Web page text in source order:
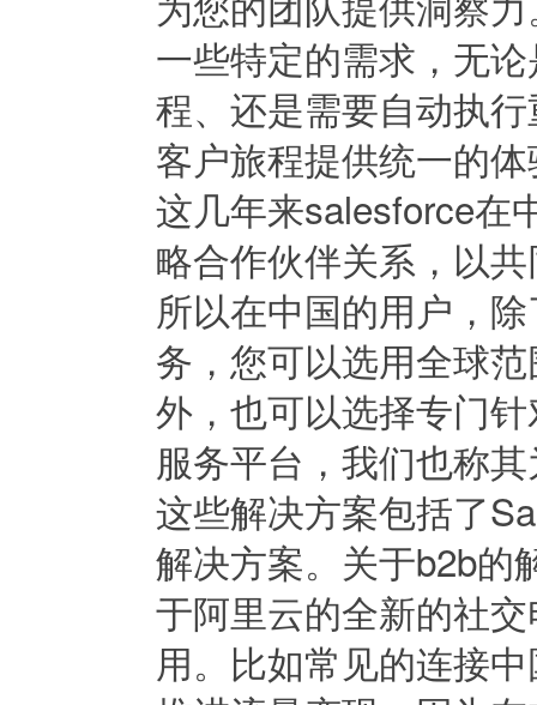
一些特定的需求，无
程、还是需要自动执
客户旅程提供统一的
这几年来salesforce在
略合作伙伴关系，以
所以在中国的用户，
务，您可以选用全球
外，也可以选择专门
服务平台，我们也称
这些解决方案包括了
解决方案。关于b2b的
于阿里云的全新的社
用。比如常见的连接